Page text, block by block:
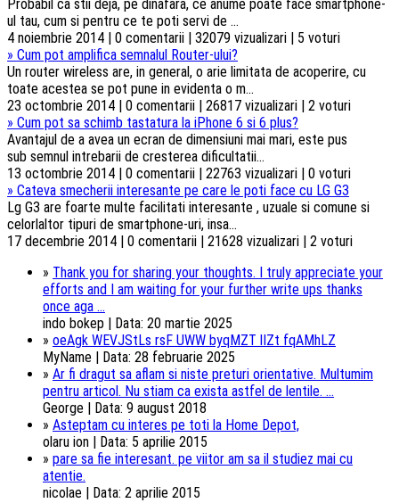
Probabil ca stii deja, pe dinafara, ce anume poate face smartphone-
ul tau, cum si pentru ce te poti servi de ...
4 noiembrie 2014 | 0 comentarii | 32079 vizualizari | 5 voturi
» Cum pot amplifica semnalul Router-ului?
Un router wireless are, in general, o arie limitata de acoperire, cu
toate acestea se pot pune in evidenta o m...
23 octombrie 2014 | 0 comentarii | 26817 vizualizari | 2 voturi
» Cum pot sa schimb tastatura la iPhone 6 si 6 plus?
Avantajul de a avea un ecran de dimensiuni mai mari, este pus
sub semnul intrebarii de cresterea dificultatii...
13 octombrie 2014 | 0 comentarii | 22763 vizualizari | 0 voturi
» Cateva smecherii interesante pe care le poti face cu LG G3
Lg G3 are foarte multe facilitati interesante , uzuale si comune si
celorlaltor tipuri de smartphone-uri, insa...
17 decembrie 2014 | 0 comentarii | 21628 vizualizari | 2 voturi
» Thank you for sharing your thoughts. I truly appreciate your
efforts and I am waiting for your further write ups thanks
once aga ...
indo bokep | Data: 20 martie 2025
» oeAgk WEVJStLs rsF UWW byqMZT lIZt fqAMhLZ
MyName | Data: 28 februarie 2025
» Ar fi dragut sa aflam si niste preturi orientative. Multumim
pentru articol. Nu stiam ca exista astfel de lentile. ...
George | Data: 9 august 2018
» Asteptam cu interes pe toti la Home Depot,
olaru ion | Data: 5 aprilie 2015
» pare sa fie interesant. pe viitor am sa il studiez mai cu
atentie.
nicolae | Data: 2 aprilie 2015